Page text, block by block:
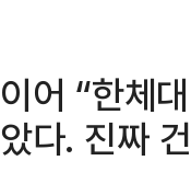
이어 “한체
았다. 진짜